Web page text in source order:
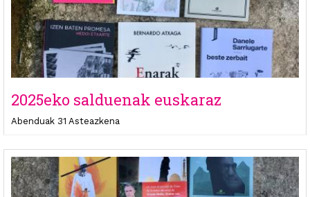
2025eko salduenak euskaraz
Abenduak 31 Asteazkena